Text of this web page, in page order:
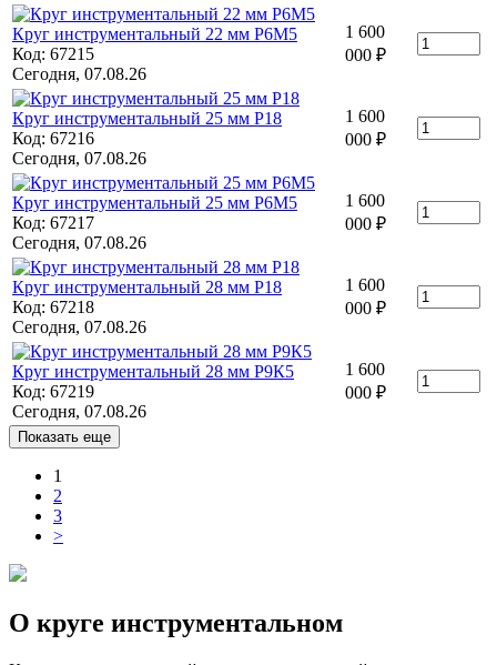
Круг инструментальный 22 мм Р6М5
Код: 67215
Сегодня, 07.08.26
1 600
000 ₽
Круг инструментальный 25 мм Р18
Код: 67216
Сегодня, 07.08.26
1 600
000 ₽
Круг инструментальный 25 мм Р6М5
Код: 67217
Сегодня, 07.08.26
1 600
000 ₽
Круг инструментальный 28 мм Р18
Код: 67218
Сегодня, 07.08.26
1 600
000 ₽
Круг инструментальный 28 мм Р9К5
Код: 67219
Сегодня, 07.08.26
1 600
000 ₽
Показать еще
1
2
3
>
О круге инструментальном